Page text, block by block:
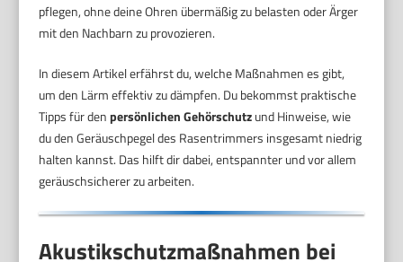
pflegen, ohne deine Ohren übermäßig zu belasten oder Ärger
mit den Nachbarn zu provozieren.
In diesem Artikel erfährst du, welche Maßnahmen es gibt,
um den Lärm effektiv zu dämpfen. Du bekommst praktische
Tipps für denpersönlichen Gehörschutzund Hinweise, wie
du den Geräuschpegel des Rasentrimmers insgesamt niedrig
halten kannst. Das hilft dir dabei, entspannter und vor allem
geräuschsicherer zu arbeiten.
Akustikschutzmaßnahmen bei